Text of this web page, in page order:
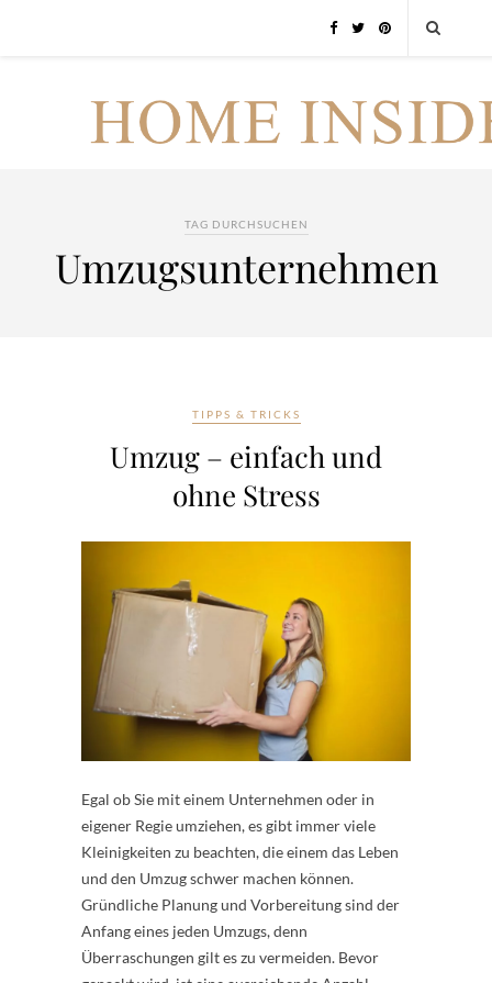
TAG DURCHSUCHEN
Umzugsunternehmen
TIPPS & TRICKS
Umzug – einfach und
ohne Stress
Egal ob Sie mit einem Unternehmen oder in
eigener Regie umziehen, es gibt immer viele
Kleinigkeiten zu beachten, die einem das Leben
und den Umzug schwer machen können.
Gründliche Planung und Vorbereitung sind der
Anfang eines jeden Umzugs, denn
Überraschungen gilt es zu vermeiden. Bevor